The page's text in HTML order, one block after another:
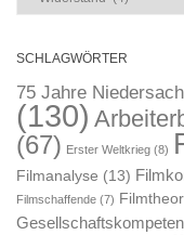
SCHLAGWÖRTER
75 Jahre
(130)
(67) Erster Weltkrieg (8)
Filmanalyse (13)
Filmschaffende (7)